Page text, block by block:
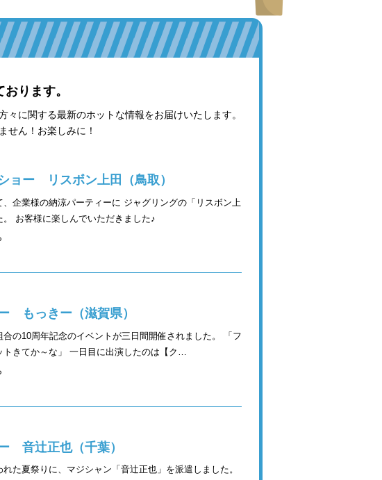
ります。
々に関する最新のホットな情報をお届けいたします。
せん！お楽しみに！
ョー リスボン上田（鳥取）
、企業様の納涼パーティーに ジャグリングの「リスボン上
。 お客様に楽しんでいただきました♪
もっきー（滋賀県）
の10周年記念のイベントが三日間開催されました。 「フ
トきてか～な」 一日目に出演したのは【ク…
音辻正也（千葉）
た夏祭りに、マジシャン「音辻正也」を派遣しました。